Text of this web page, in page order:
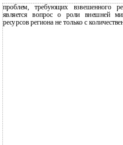
проблем, требующих взвешенного
является вопрос о роли внешней
ресурсов региона не только с